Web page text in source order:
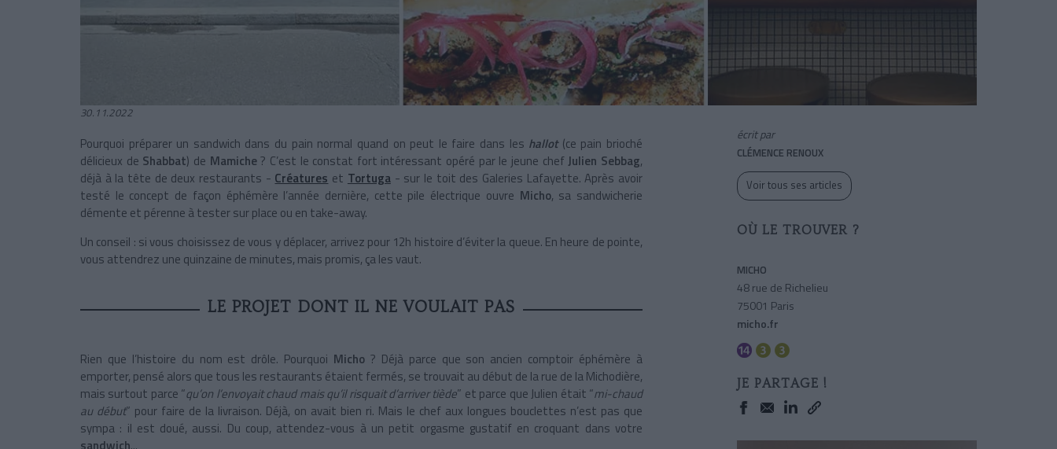
30.11.2022
Pourquoi préparer un sandwich dans du pain normal quand on peut le faire dans les hallot (ce pain brioché
délicieux de Shabbat) de Mamiche? C’est le constat fort intéressant opéré par le jeune chefJulien Sebbag,
déjà à la tête de deux restaurants - Créatures et Tortuga- sur le toit des Galeries Lafayette. Après avoir
testé le concept de façon éphémère l’année dernière, cette pile électrique ouvre Micho, sa sandwicherie
démente et pérenne à tester sur place ou en take-away.
Un conseil : si vous choisissez de vous y déplacer, arrivez pour 12h histoire d’éviter la queue. En heure de pointe,
vous attendrez une quinzaine de minutes, mais promis, ça les vaut.
LE PROJET DONT IL NE VOULAIT PAS
Rien que l’histoire du nom est drôle. Pourquoi Micho ? Déjà parce que son ancien comptoir éphémère à
emporter, pensé alors que tous les restaurants étaient fermés, se trouvait au début de la rue de la Michodière,
mais surtout parce “qu’on l’envoyait chaud mais qu’il risquait d’arriver tiède” et parce que Julien était “mi-chaud
au début” pour faire de la livraison. Déjà, on avait bien ri. Mais le chef aux longues bouclettes n’est pas que
sympa : il est doué, aussi. Du coup, attendez-vous à un petit orgasme gustatif en croquant dans votre
écrit par
CLÉMENCE RENOUX
Voir tous ses articles
OÙ LE TROUVER ?
MICHO
48 rue de Richelieu
75001 Paris
micho.fr
JE PARTAGE !